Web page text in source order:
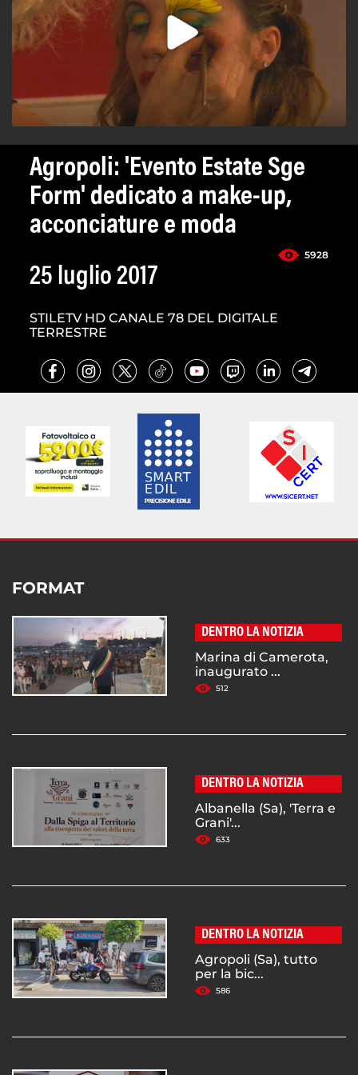
Agropoli: 'Evento Estate Sge
Form' dedicato a make-up,
acconciature e moda
5928
25 luglio 2017
STILETV HD CANALE 78 DEL DIGITALE
TERRESTRE
FORMAT
DENTRO LA NOTIZIA
Marina di Camerota,
inaugurato ...
512
DENTRO LA NOTIZIA
Albanella (Sa), 'Terra e
Grani'...
633
DENTRO LA NOTIZIA
Agropoli (Sa), tutto
per la bic...
586